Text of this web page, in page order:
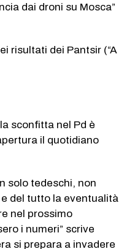
dai droni su Mosca”
risultati dei Pantsir (“A
sconfitta nel Pd è
il quotidiano
solo tedeschi, non
e del tutto la eventualità
nel prossimo
i numeri” scrive
si prepara a invadere